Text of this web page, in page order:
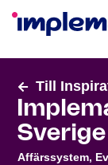
Till
Sverige
Affärssystem,